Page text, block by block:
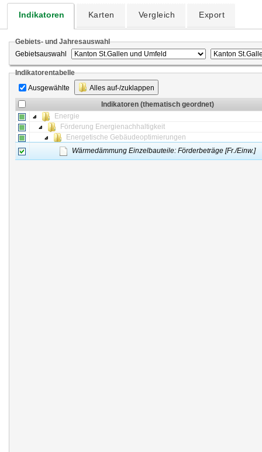
Indikatoren Karten Vergleich Export
Gebiets- und Jahresauswahl
Gebietsauswahl
Indikatorentabelle
Ausgewählte
Alles auf-/zuklappen
Indikatoren (thematisch geordnet)
Energie
Förderung Energienachhaltigkeit
Energetische Gebäudeoptimierungen
Wärmedämmung Einzelbauteile: Förderbeträge [Fr./Einw.]